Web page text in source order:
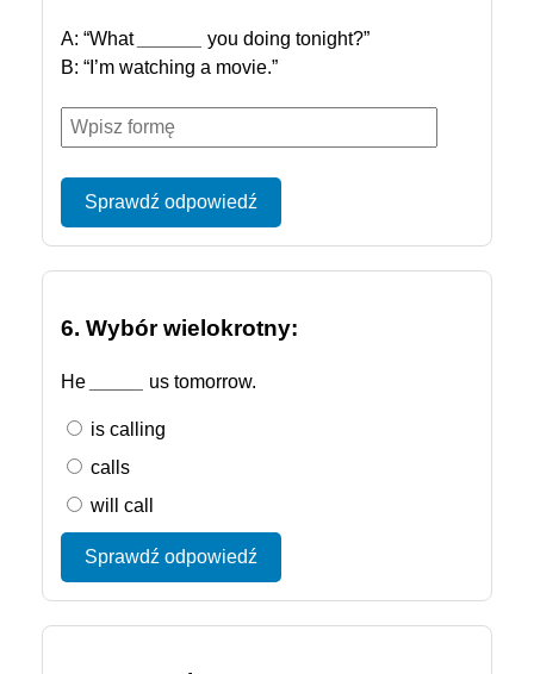
A: “What
you doing tonight?”
B: “I’m watching a movie.”
Sprawdź odpowiedź
6. Wybór wielokrotny:
He us tomorrow.
is calling
calls
will call
Sprawdź odpowiedź